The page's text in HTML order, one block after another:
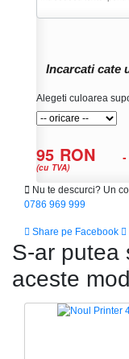
Incarcati cate
Alegeti culoarea
95 RON
(cu TVA)
-
Nu te descurci? Un
0786 969 999
Share pe Facebook
S-ar putea
aceste